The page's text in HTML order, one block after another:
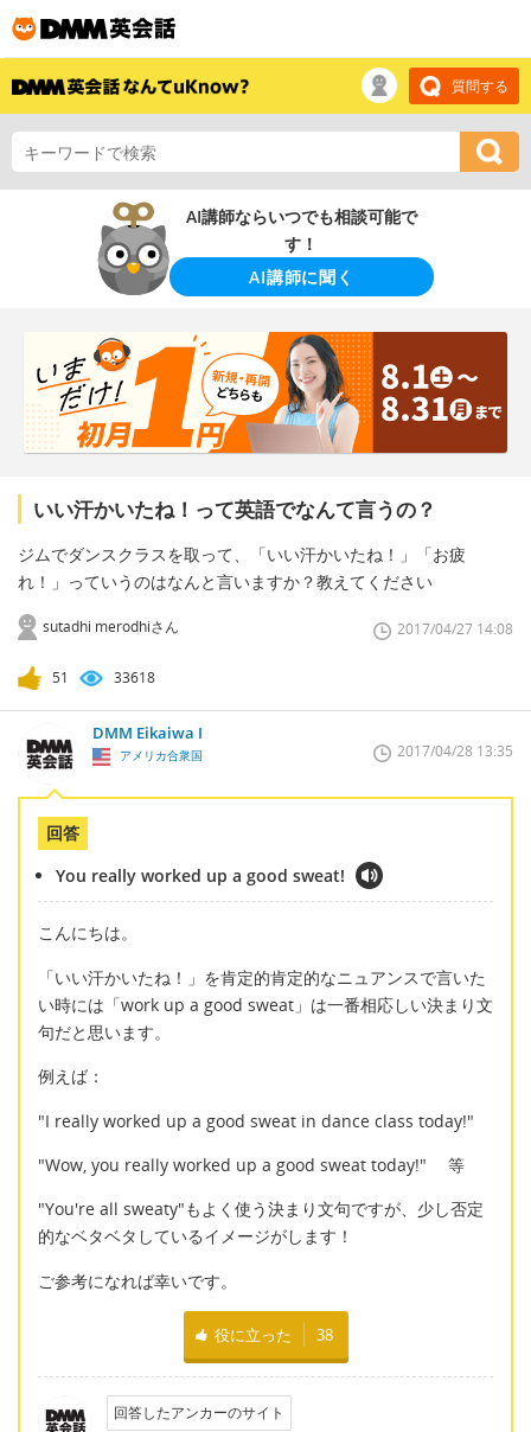
質問する
AI講師ならいつでも相談可能で
す！
AI講師に聞く
いい汗かいたね！って英語でなんて言うの？
ジムでダンスクラスを取って、「いい汗かいたね！」「お疲
れ！」っていうのはなんと言いますか？教えてください
sutadhi merodhiさん 2017/04/27 14:08
51 33618
DMM Eikaiwa I
アメリカ合衆国 2017/04/28 13:35
回答
You really worked up a good sweat!
こんにちは。
「いい汗かいたね！」を肯定的肯定的なニュアンスで言いた
い時には「work up a good sweat」は一番相応しい決まり文
句だと思います。
例えば：
"I really worked up a good sweat in dance class today!"
"Wow, you really worked up a good sweat today!" 等
"You're all sweaty"もよく使う決まり文句ですが、少し否定
的なベタベタしているイメージがします！
ご参考になれば幸いです。
役に立った 38
回答したアンカーのサイト